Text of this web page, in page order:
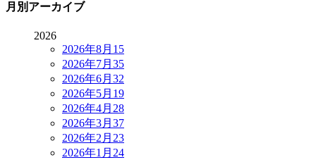
月別アーカイブ
2026
2026年8月 15
2026年7月 35
2026年6月 32
2026年5月 19
2026年4月 28
2026年3月 37
2026年2月 23
2026年1月 24